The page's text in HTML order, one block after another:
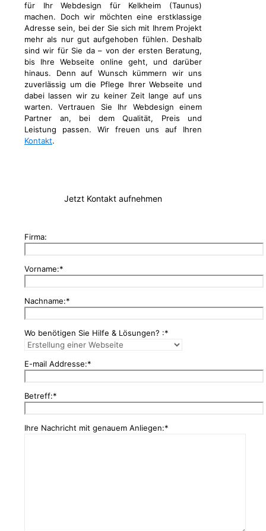
für Ihr Webdesign für Kelkheim (Taunus)
machen. Doch wir möchten eine erstklassige
Adresse sein, bei der Sie sich mit Ihrem Projekt
mehr als nur gut aufgehoben fühlen. Deshalb
sind wir für Sie da – von der ersten Beratung,
bis Ihre Webseite online geht, und darüber
hinaus. Denn auf Wunsch kümmern wir uns
zuverlässig um die Pflege Ihrer Webseite und
dabei lassen wir zu keiner Zeit lange auf uns
warten. Vertrauen Sie Ihr Webdesign einem
Partner an, bei dem Qualität, Preis und
Leistung passen. Wir freuen uns auf Ihren
Kontakt.
Jetzt Kontakt aufnehmen
Firma:
Vorname:*
Nachname:*
Wo benötigen Sie Hilfe & Lösungen? :*
E-mail Addresse:*
Betreff:*
Ihre Nachricht mit genauem Anliegen:*